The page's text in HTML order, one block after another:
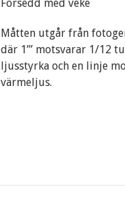
Försedd med veke
Måtten utgår från
där 1’’’ motsvarar 1/12
ljusstyrka och en linje
värmeljus.